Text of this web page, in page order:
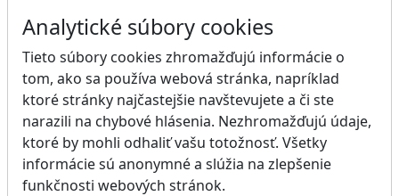
Analytické súbory cookies
Tieto súbory cookies zhromažďujú informácie o
tom, ako sa používa webová stránka, napríklad
ktoré stránky najčastejšie navštevujete a či ste
narazili na chybové hlásenia. Nezhromažďujú údaje,
ktoré by mohli odhaliť vašu totožnosť. Všetky
informácie sú anonymné a slúžia na zlepšenie
funkčnosti webových stránok.